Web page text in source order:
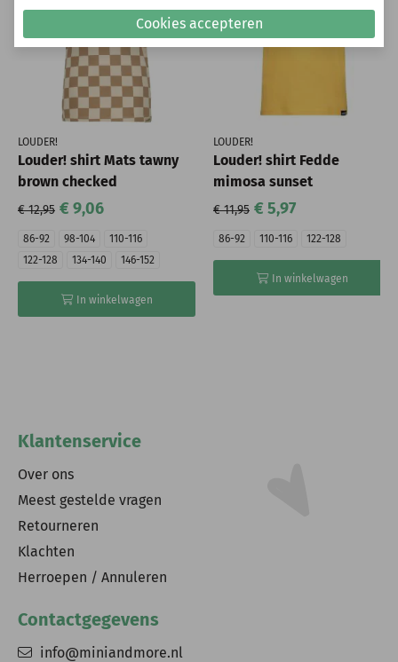
LOUDER!
Louder! shirt Mats tawny
brown checked
€ 12,95 € 9,06
86-92 98-104
110-116
122-128
134-140 146-152
In winkelwagen
LOUDER!
Louder! shirt Fedde
mimosa sunset
€ 11,95 € 5,97
86-92 110-116 122-128
In winkelwagen
Klantenservice
Over ons
Meest gestelde vragen
Retourneren
Klachten
Herroepen / Annuleren
Contactgegevens
info@miniandmore.nl
Cookies accepteren